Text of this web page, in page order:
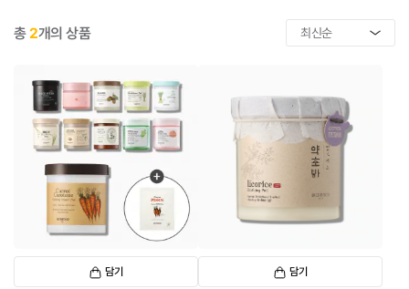
총2개의 상품
담기 담기